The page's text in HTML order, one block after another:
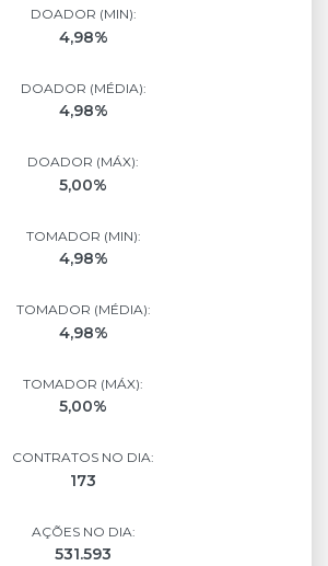
DOADOR (MIN):
4,98%
DOADOR (MÉDIA):
4,98%
DOADOR (MÁX):
5,00%
TOMADOR (MIN):
4,98%
TOMADOR (MÉDIA):
4,98%
TOMADOR (MÁX):
5,00%
CONTRATOS NO DIA:
173
AÇÕES NO DIA:
531.593